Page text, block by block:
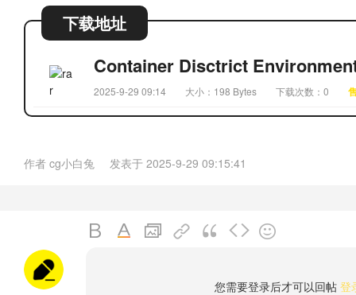
下载地址
Container Disctrict
2025-9-29 09:14 大小：198 Bytes 下载次数：0
作者 cg小白兔 发表于 2025-9-29 09:15:41
您需要登录后才可以回帖 登